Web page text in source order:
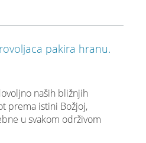
naših bližnjih
prema istini Božjoj,
u svakom održivom